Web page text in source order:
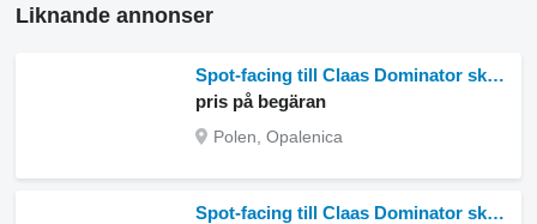
Liknande annonser
Spot-facing till Claas Dominator skördetröska
pris på begäran
Polen, Opalenica
Spot-facing till Claas Dominator skördetröska